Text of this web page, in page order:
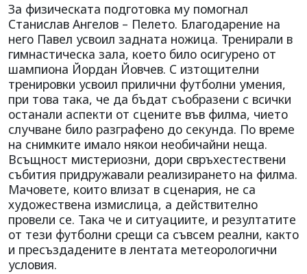
За физическата подготовка му помогнал
Станислав Ангелов – Пелето. Благодарение на
него Павел усвоил задната ножица. Тренирали в
гимнастическа зала, което било осигурено от
шампиона Йордан Йовчев. С изтощителни
тренировки усвоил прилични футболни умения,
при това така, че да бъдат съобразени с всички
останали аспекти от сцените във филма, чието
случване било разграфено до секунда. По време
на снимките имало някои необичайни неща.
Всъщност мистериозни, дори свръхестествени
събития придружавали реализирането на филма.
Мачовете, които влизат в сценария, не са
художествена измислица, а действително
провели се. Така че и ситуациите, и резултатите
от тези футболни срещи са съвсем реални, както
и пресъздадените в лентата метеорологични
условия.